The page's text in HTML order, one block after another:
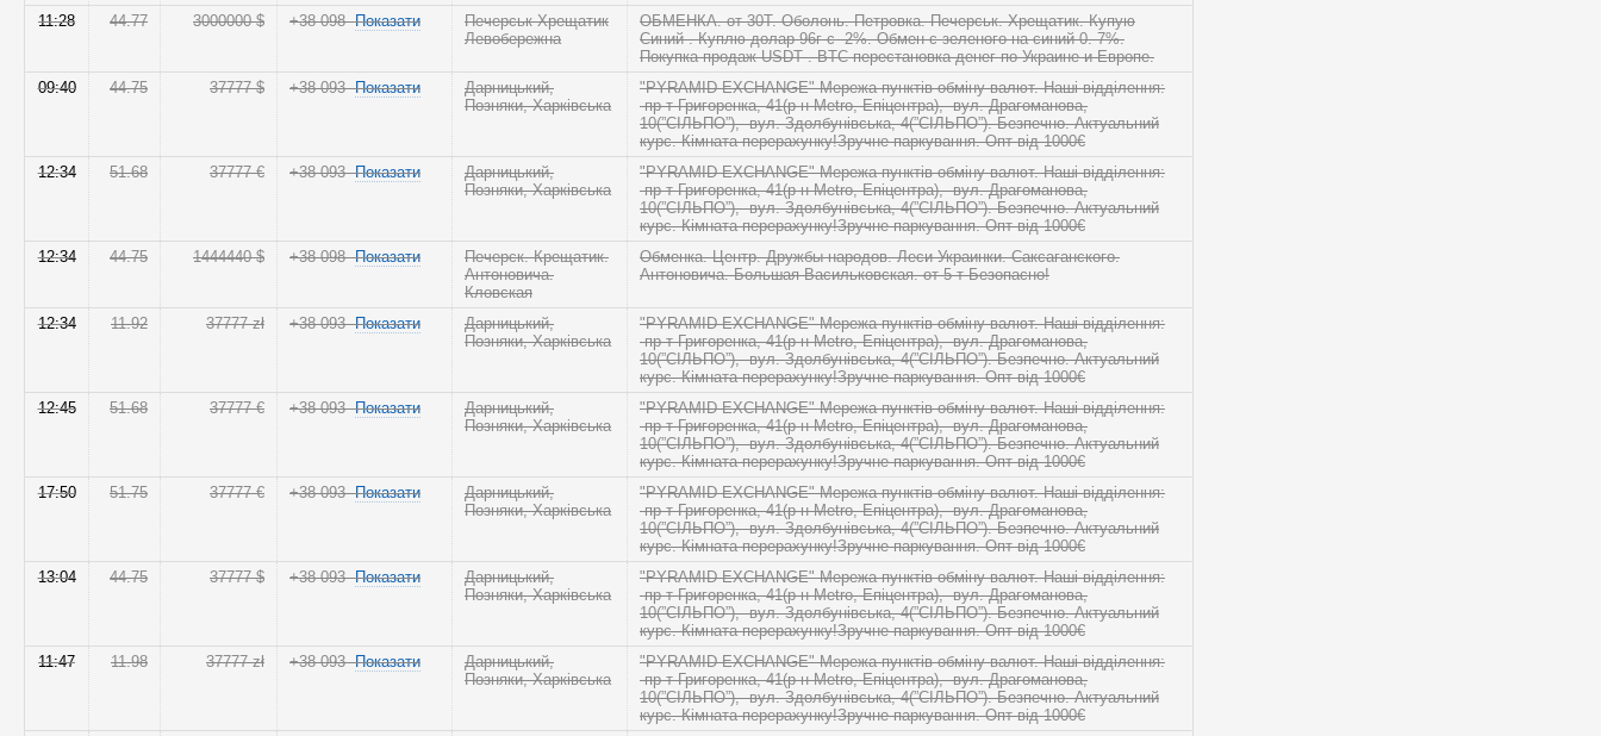
11:28
44.77 3000000 $ +38 098Показати
Печерськ Хрещатик
Левобережна
ОБМЕНКА. от 30Т. Оболонь. Петровка. Печерськ. Хрещатик. Купую
Синий . Куплю долар 96г с -2%. Обмен c зеленого на синий 0. 7%.
Покупка продаж USDT . BTC перестановка денег по Украине и Европе.
09:40
44.75 37777 $ +38 093Показати
Дарницький,
Позняки, Харківська
"PYRAMID EXCHANGE" Мережа пунктів обміну валют. Наші відділення:
-пр-т Григоренка, 41(р-н Metro, Епіцентра), -вул. Драгоманова,
10(”СІЛЬПО”), -вул. Здолбунівська, 4(”СІЛЬПО”). Безпечно. Актуальний
курс. Кімната перерахунку!Зручне паркування. Опт від 1000€
12:34
51.68 37777 € +38 093Показати
Дарницький,
Позняки, Харківська
"PYRAMID EXCHANGE" Мережа пунктів обміну валют. Наші відділення:
-пр-т Григоренка, 41(р-н Metro, Епіцентра), -вул. Драгоманова,
10(”СІЛЬПО”), -вул. Здолбунівська, 4(”СІЛЬПО”). Безпечно. Актуальний
курс. Кімната перерахунку!Зручне паркування. Опт від 1000€
12:34
44.75 1444440 $ +38 098Показати
Печерск. Крещатик.
Антоновича.
Кловская
Обменка. Центр. Дружбы народов. Леси Украинки. Саксаганского.
Антоновича. Большая Васильковская. от 5 т Безопасно!
12:34 11.92 37777 zł +38 093Показати
Дарницький,
Позняки, Харківська
"PYRAMID EXCHANGE" Мережа пунктів обміну валют. Наші відділення:
-пр-т Григоренка, 41(р-н Metro, Епіцентра), -вул. Драгоманова,
10(”СІЛЬПО”), -вул. Здолбунівська, 4(”СІЛЬПО”). Безпечно. Актуальний
курс. Кімната перерахунку!Зручне паркування. Опт від 1000€
12:45
51.68 37777 € +38 093Показати
Дарницький,
Позняки, Харківська
"PYRAMID EXCHANGE" Мережа пунктів обміну валют. Наші відділення:
-пр-т Григоренка, 41(р-н Metro, Епіцентра), -вул. Драгоманова,
10(”СІЛЬПО”), -вул. Здолбунівська, 4(”СІЛЬПО”). Безпечно. Актуальний
курс. Кімната перерахунку!Зручне паркування. Опт від 1000€
17:50
51.75 37777 € +38 093Показати
Дарницький,
Позняки, Харківська
"PYRAMID EXCHANGE" Мережа пунктів обміну валют. Наші відділення:
-пр-т Григоренка, 41(р-н Metro, Епіцентра), -вул. Драгоманова,
10(”СІЛЬПО”), -вул. Здолбунівська, 4(”СІЛЬПО”). Безпечно. Актуальний
курс. Кімната перерахунку!Зручне паркування. Опт від 1000€
13:04
44.75 37777 $ +38 093Показати
Дарницький,
Позняки, Харківська
"PYRAMID EXCHANGE" Мережа пунктів обміну валют. Наші відділення:
-пр-т Григоренка, 41(р-н Metro, Епіцентра), -вул. Драгоманова,
10(”СІЛЬПО”), -вул. Здолбунівська, 4(”СІЛЬПО”). Безпечно. Актуальний
курс. Кімната перерахунку!Зручне паркування. Опт від 1000€
11:47
11.98 37777 zł +38 093Показати
Дарницький,
Позняки, Харківська
"PYRAMID EXCHANGE" Мережа пунктів обміну валют. Наші відділення:
-пр-т Григоренка, 41(р-н Metro, Епіцентра), -вул. Драгоманова,
10(”СІЛЬПО”), -вул. Здолбунівська, 4(”СІЛЬПО”). Безпечно. Актуальний
курс. Кімната перерахунку!Зручне паркування. Опт від 1000€